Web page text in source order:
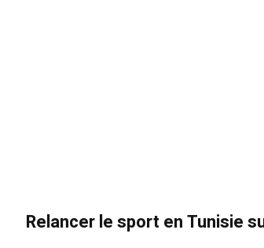
Relancer le sport en Tunisie